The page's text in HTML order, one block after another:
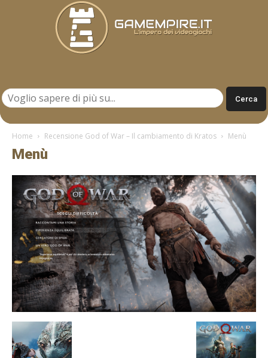
Home Recensione God of War – Il cambiamento di Kratos Menù
Menù